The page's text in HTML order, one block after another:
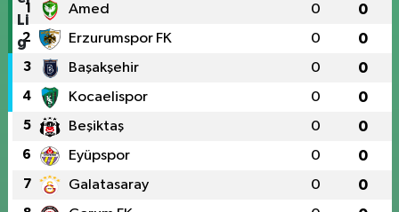
1 Amed 0 0
2 Erzurumspor FK 0 0
3 Başakşehir 0 0
4 Kocaelispor 0 0
5 Beşiktaş 0 0
6 Eyüpspor 0 0
7 Galatasaray 0 0